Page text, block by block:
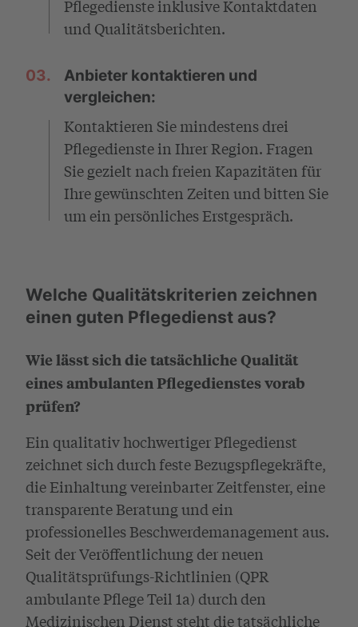
Pflegedienste inklusive Kontaktdaten
und Qualitätsberichten.
03.
Anbieter kontaktieren und
vergleichen:
Kontaktieren Sie mindestens drei
Pflegedienste in Ihrer Region. Fragen
Sie gezielt nach freien Kapazitäten für
Ihre gewünschten Zeiten und bitten Sie
um ein persönliches Erstgespräch.
Welche Qualitätskriterien zeichnen
einen guten Pflegedienst aus?
Wie lässt sich die tatsächliche Qualität
eines ambulanten Pflegedienstes vorab
prüfen?
Ein qualitativ hochwertiger Pflegedienst
zeichnet sich durch feste Bezugspflegekräfte,
die Einhaltung vereinbarter Zeitfenster, eine
transparente Beratung und ein
professionelles Beschwerdemanagement aus.
Seit der Veröffentlichung der neuen
Qualitätsprüfungs-Richtlinien (QPR
ambulante Pflege Teil 1a) durch den
Medizinischen Dienst steht die tatsächliche